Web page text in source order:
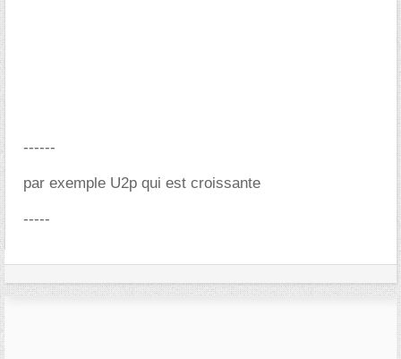
------
par exemple U2p qui est croissante
-----